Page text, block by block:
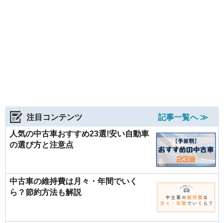
注目コンテンツ
記事一覧へ ≫
人気の中古車おすすめ23選!安い自動車
の選び方と注意点
中古車の維持費は月々・年間でいく
ら？節約方法も解説